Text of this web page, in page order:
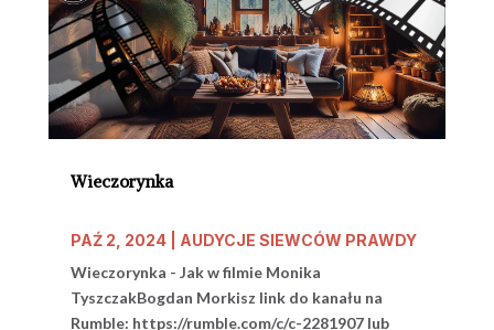
Wieczorynka
PAŹ 2, 2024| AUDYCJE SIEWCÓW PRAWDY
Wieczorynka - Jak w filmie Monika
TyszczakBogdan Morkisz link do kanału na
Rumble: https://rumble.com/c/c-2281907 lub